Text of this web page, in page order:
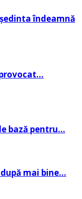
îndeamnă
bază pentru…
mai bine…